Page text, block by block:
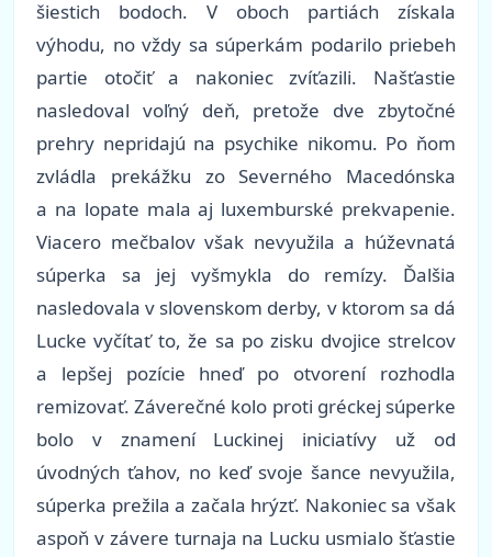
šiestich bodoch. V oboch partiách získala
výhodu, no vždy sa súperkám podarilo priebeh
partie otočiť a nakoniec zvíťazili. Našťastie
nasledoval voľný deň, pretože dve zbytočné
prehry nepridajú na psychike nikomu. Po ňom
zvládla prekážku zo Severného Macedónska
a na lopate mala aj luxemburské prekvapenie.
Viacero mečbalov však nevyužila a húževnatá
súperka sa jej vyšmykla do remízy. Ďalšia
nasledovala v slovenskom derby, v ktorom sa dá
Lucke vyčítať to, že sa po zisku dvojice strelcov
a lepšej pozície hneď po otvorení rozhodla
remizovať. Záverečné kolo proti gréckej súperke
bolo v znamení Luckinej iniciatívy už od
úvodných ťahov, no keď svoje šance nevyužila,
súperka prežila a začala hrýzť. Nakoniec sa však
aspoň v závere turnaja na Lucku usmialo šťastie